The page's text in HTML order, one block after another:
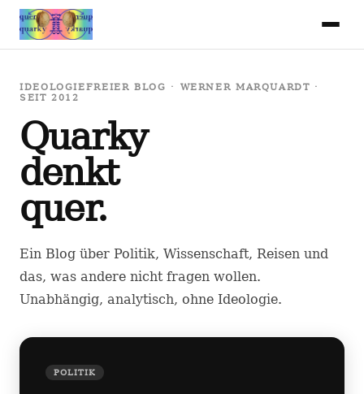
IDEOLOGIEFREIER BLOG · WERNER MARQUARDT ·
SEIT 2012
Quarky
denkt
quer.
Ein Blog über Politik, Wissenschaft, Reisen und
das, was andere nicht fragen wollen.
Unabhängig, analytisch, ohne Ideologie.
POLITIK